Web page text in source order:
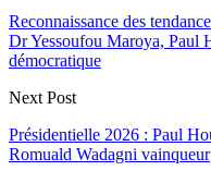
Reconnaissance des
Dr Yessoufou Maroya, Paul
démocratique
Next Post
Présidentielle 2026 : Paul
Romuald Wadagni vainqueur